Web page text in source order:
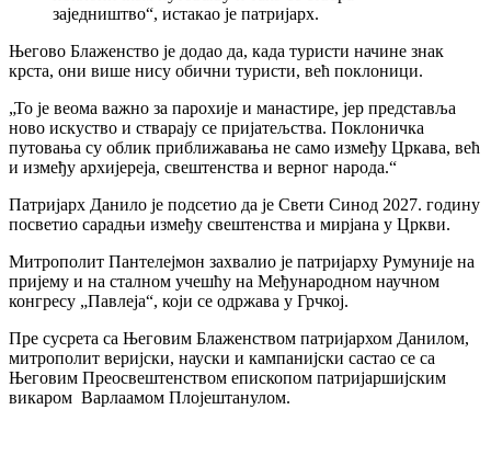
заједништво“, истакао је патријарх.
Његово Блаженство је додао да, када туристи начине знак
крста, они више нису обични туристи, већ поклоници.
„То је веома важно за парохије и манастире, јер представља
ново искуство и стварају се пријатељства. Поклоничка
путовања су облик приближавања не само између Цркава, већ
и између архијереја, свештенства и верног народа.“
Патријарх Данило је подсетио да је Свети Синод 2027. годину
посветио сарадњи између свештенства и мирјана у Цркви.
Митрополит Пантелејмон захвалио је патријарху Румуније на
пријему и на сталном учешћу на Међународном научном
конгресу „Павлеја“, који се одржава у Грчкој.
Пре сусрета са Његовим Блаженством патријархом Данилом,
митрополит веријски, науски и кампанијски састао се са
Његовим Преосвештенством епископом патријаршијским
викаром Варлаамом Плојештанулом.